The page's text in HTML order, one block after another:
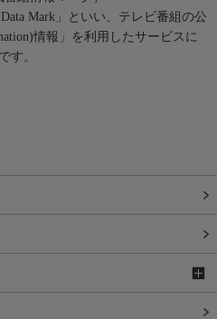
Mark」といい、テレビ番組の公
情報」を利用したサービスに
す。